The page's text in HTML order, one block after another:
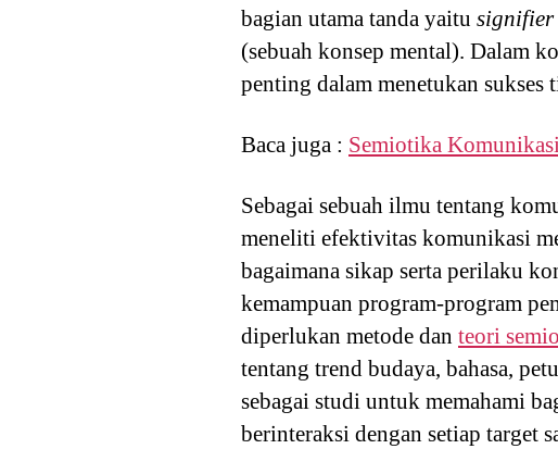
bagian utama tanda yaitu signifier
(sebuah konsep mental). Dalam
penting dalam menetukan
Baca juga : Semiotika
Sebagai sebuah ilmu tentang
meneliti efektivitas komunikasi
bagaimana sikap serta perilaku
kemampuan program-program
diperlukan metode dan teori
tentang trend budaya, bahasa,
sebagai studi untuk memahami
berinteraksi dengan setiap target